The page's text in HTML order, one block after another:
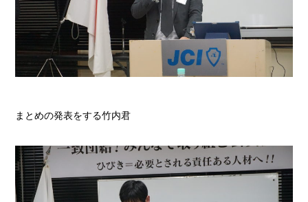
まとめの発表をする竹内君